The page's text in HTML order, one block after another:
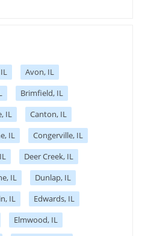
Avon, IL
Brimfield, IL
IL
Canton, IL
IL
Congerville, IL
Deer Creek, IL
IL
Dunlap, IL
IL
Edwards, IL
Elmwood, IL